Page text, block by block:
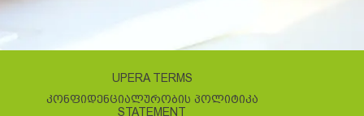
UPERA TERMS
ᲙᲝᲜᲤᲘᲓᲔᲜᲪᲘᲐᲚᲣᲠᲝᲑᲘᲡ ᲞᲝᲚᲘᲢᲘᲙᲐ
STATEMENT